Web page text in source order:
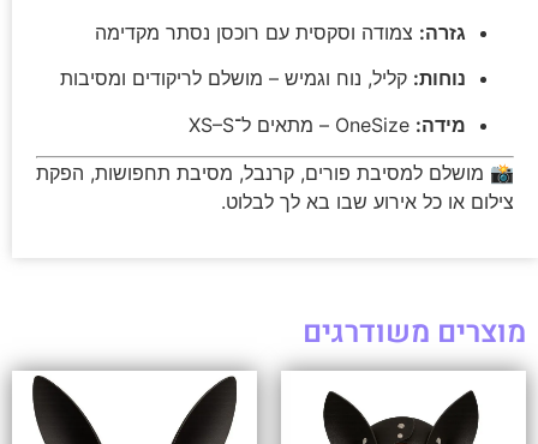
גזרה: צמודה וסקסית עם רוכסן נסתר מקדימה
נוחות: קליל, נוח וגמיש – מושלם לריקודים ומסיבות
מידה:
📸 מושלם למסיבת פורים, קרנבל, מסיבת תחפושות, הפקת
צילום או כל אירוע שבו בא לך לבלוט.
מוצרים משודרגים